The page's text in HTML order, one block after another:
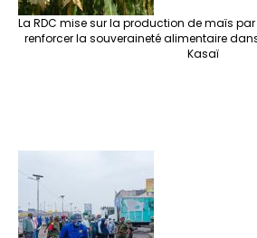
La RDC mise sur la production de maïs
renforcer la souveraineté alimentaire
Kasaï